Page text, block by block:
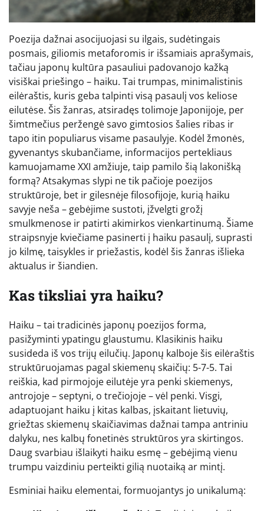
Poezija dažnai asocijuojasi su ilgais, sudėtingais
posmais, giliomis metaforomis ir išsamiais aprašymais,
tačiau japonų kultūra pasauliui padovanojo kažką
visiškai priešingo – haiku. Tai trumpas, minimalistinis
eilėraštis, kuris geba talpinti visą pasaulį vos keliose
eilutėse. Šis žanras, atsiradęs tolimoje Japonijoje, per
šimtmečius peržengė savo gimtosios šalies ribas ir
tapo itin populiarus visame pasaulyje. Kodėl žmonės,
gyvenantys skubančiame, informacijos pertekliaus
kamuojamame XXI amžiuje, taip pamilo šią lakonišką
formą? Atsakymas slypi ne tik pačioje poezijos
struktūroje, bet ir gilesnėje filosofijoje, kurią haiku
savyje neša – gebėjime sustoti, įžvelgti grožį
smulkmenose ir patirti akimirkos vienkartinumą. Šiame
straipsnyje kviečiame pasinerti į haiku pasaulį, suprasti
jo kilmę, taisykles ir priežastis, kodėl šis žanras išlieka
aktualus ir šiandien.
Kas tiksliai yra haiku?
Haiku – tai tradicinės japonų poezijos forma,
pasižyminti ypatingu glaustumu. Klasikinis haiku
susideda iš vos trijų eilučių. Japonų kalboje šis eilėraštis
struktūruojamas pagal skiemenų skaičių: 5-7-5. Tai
reiškia, kad pirmojoje eilutėje yra penki skiemenys,
antrojoje – septyni, o trečiojoje – vėl penki. Visgi,
adaptuojant haiku į kitas kalbas, įskaitant lietuvių,
griežtas skiemenų skaičiavimas dažnai tampa antriniu
dalyku, nes kalbų fonetinės struktūros yra skirtingos.
Daug svarbiau išlaikyti haiku esmę – gebėjimą vienu
trumpu vaizdiniu perteikti gilią nuotaiką ar mintį.
Esminiai haiku elementai, formuojantys jo unikalumą: